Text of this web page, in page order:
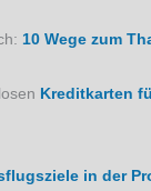
10 Wege zum
Kreditkarten
in der